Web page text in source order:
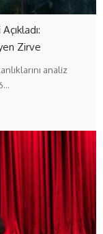
Zirve
analiz